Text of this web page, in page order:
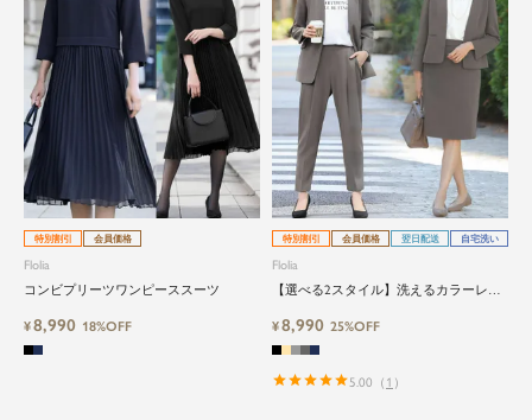
特別割引 会員価格
Flolia
コンビプリーツワンピーススーツ
¥8,990 18%OFF
特別割引 会員価格 翌日配送 自宅洗い
Flolia
【選べる2スタイル】洗えるカラーレス
トの2点セットスーツ
¥8,990 25%OFF
5.00 （ 1 ）